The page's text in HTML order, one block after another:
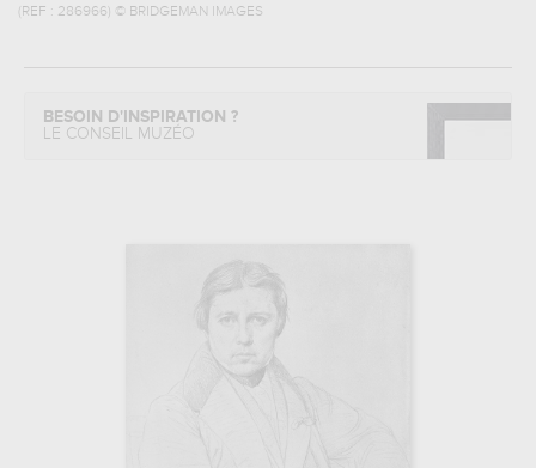
(REF : 286966) © BRIDGEMAN IMAGES
BESOIN D'INSPIRATION ?
LE CONSEIL MUZÉO